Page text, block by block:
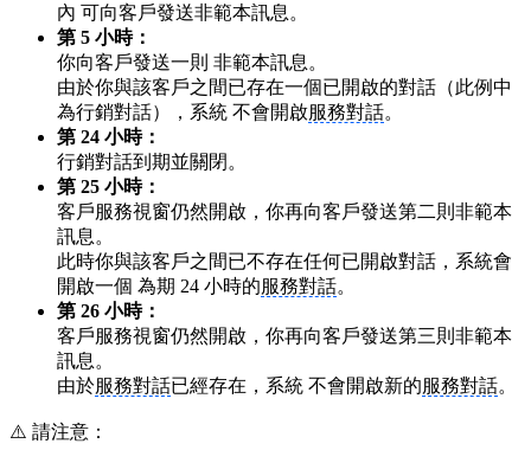
內 可向客戶發送非範本訊息。
第 5 小時：
你向客戶發送一則 非範本訊息。
由於你與該客戶之間已存在一個已開啟的對話（此例中
為行銷對話），系統 不會開啟服務對話。
第 24 小時：
行銷對話到期並關閉。
第 25 小時：
客戶服務視窗仍然開啟，你再向客戶發送第二則非範本
訊息。
此時你與該客戶之間已不存在任何已開啟對話，系統會
開啟一個 為期 24 小時的服務對話。
第 26 小時：
客戶服務視窗仍然開啟，你再向客戶發送第三則非範本
訊息。
由於服務對話已經存在，系統 不會開啟新的服務對話。
⚠️ 請注意：